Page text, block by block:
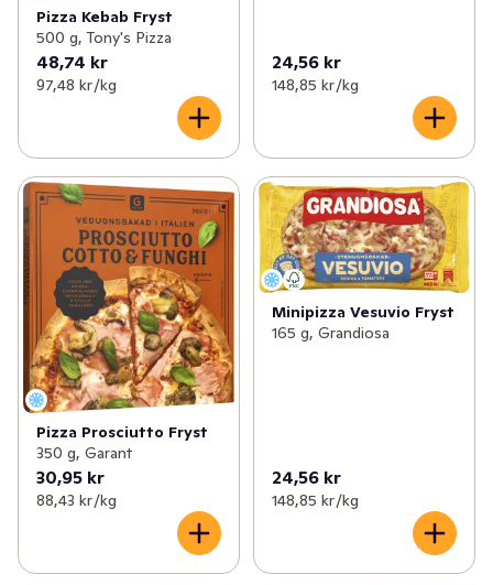
Pizza Kebab Fryst
500 g, Tony's Pizza
48,74 kr
97,48 kr /kg
24,56 kr
148,85 kr /kg
Pizza Prosciutto Fryst
350 g, Garant
30,95 kr
88,43 kr /kg
Minipizza Vesuvio Fryst
165 g, Grandiosa
24,56 kr
148,85 kr /kg